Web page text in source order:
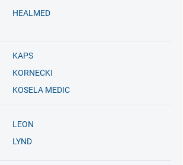
HEALMED
KAPS
KORNECKI
KOSELA MEDIC
LEON
LYND